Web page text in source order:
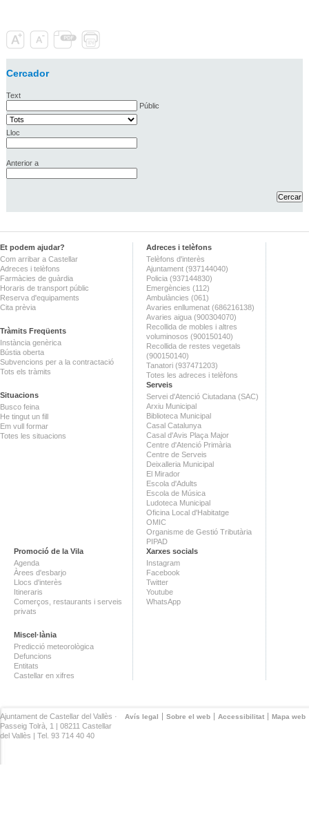
Cercador
Text
Públic
Lloc
Anterior a
Et podem ajudar?
Com arribar a Castellar
Adreces i telèfons
Farmàcies de guàrdia
Horaris de transport públic
Reserva d'equipaments
Cita prèvia
Tràmits Freqüents
Instància genèrica
Bústia oberta
Subvencions per a la contractació
Tots els tràmits
Situacions
Busco feina
He tingut un fill
Em vull formar
Totes les situacions
Adreces i telèfons
Telèfons d'interès
Ajuntament (937144040)
Policia (937144830)
Emergències (112)
Ambulàncies (061)
Avaries enllumenat (686216138)
Avaries aigua (900304070)
Recollida de mobles i altres
voluminosos (900150140)
Recollida de restes vegetals
(900150140)
Tanatori (937471203)
Totes les adreces i telèfons
Serveis
Servei d'Atenció Ciutadana (SAC)
Arxiu Municipal
Biblioteca Municipal
Casal Catalunya
Casal d'Avis Plaça Major
Centre d'Atenció Primària
Centre de Serveis
Deixalleria Municipal
El Mirador
Escola d'Adults
Escola de Música
Ludoteca Municipal
Oficina Local d'Habitatge
OMIC
Organisme de Gestió Tributària
PIPAD
Promoció de la Vila
Agenda
Àrees d'esbarjo
Llocs d'interès
Itineraris
Comerços, restaurants i serveis
privats
Miscel·lània
Predicció meteorològica
Defuncions
Entitats
Castellar en xifres
Xarxes socials
Instagram
Facebook
Twitter
Youtube
WhatsApp
Avís legal Sobre el web Accessibilitat Mapa web
Ajuntament de Castellar del Vallès ·
Passeig Tolrà, 1 | 08211 Castellar
del Vallès | Tel. 93 714 40 40